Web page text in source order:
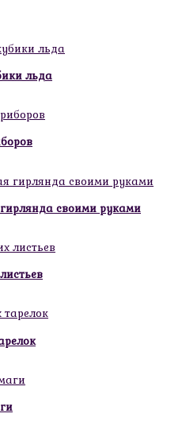
льда
своими руками